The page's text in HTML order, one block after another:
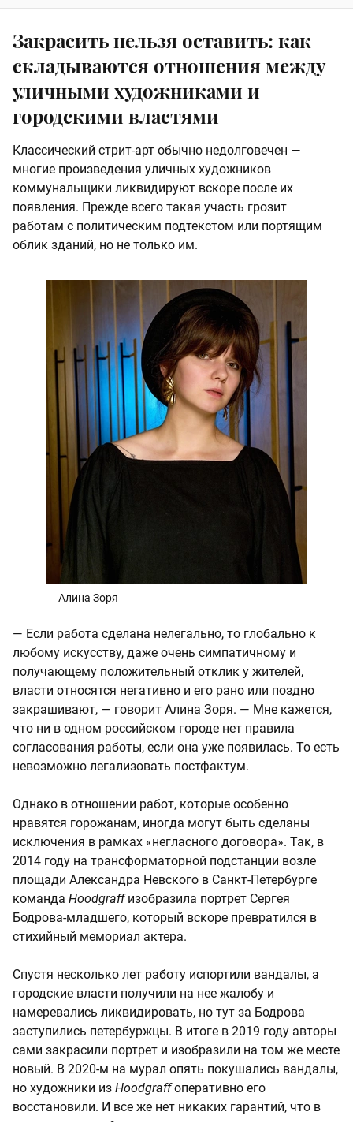
Закрасить нельзя оставить: как
складываются отношения между
уличными художниками и
городскими властями
Классический стрит-арт обычно недолговечен —
многие произведения уличных художников
коммунальщики ликвидируют вскоре после их
появления. Прежде всего такая участь грозит
работам с политическим подтекстом или портящим
облик зданий, но не только им.
Алина Зоря
— Если работа сделана нелегально, то глобально к
любому искусству, даже очень симпатичному и
получающему положительный отклик у жителей,
власти относятся негативно и его рано или поздно
закрашивают, — говорит Алина Зоря. — Мне кажется,
что ни в одном российском городе нет правила
согласования работы, если она уже появилась. То есть
невозможно легализовать постфактум.
Однако в отношении работ, которые особенно
нравятся горожанам, иногда могут быть сделаны
исключения в рамках «негласного договора». Так, в
2014 году на трансформаторной подстанции возле
площади Александра Невского в Санкт-Петербурге
команда Hoodgraffизобразила портрет Сергея
Бодрова-младшего, который вскоре превратился в
стихийный мемориал актера.
Спустя несколько лет работу испортили вандалы, а
городские власти получили на нее жалобу и
намеревались ликвидировать, но тут за Бодрова
заступились петербуржцы. В итоге в 2019 году авторы
сами закрасили портрет и изобразили на том же месте
новый. В 2020-м на мурал опять покушались вандалы,
но художники из Hoodgraffоперативно его
восстановили. И все же нет никаких гарантий, что в